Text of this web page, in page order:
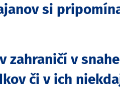
si
zahraničí v
či v ich